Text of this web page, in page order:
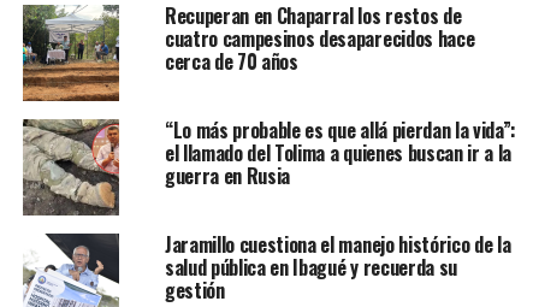
Recuperan en Chaparral los restos de
cuatro campesinos desaparecidos hace
cerca de 70 años
“Lo más probable es que allá pierdan la vida”:
el llamado del Tolima a quienes buscan ir a la
guerra en Rusia
Jaramillo cuestiona el manejo histórico de la
salud pública en Ibagué y recuerda su
gestión